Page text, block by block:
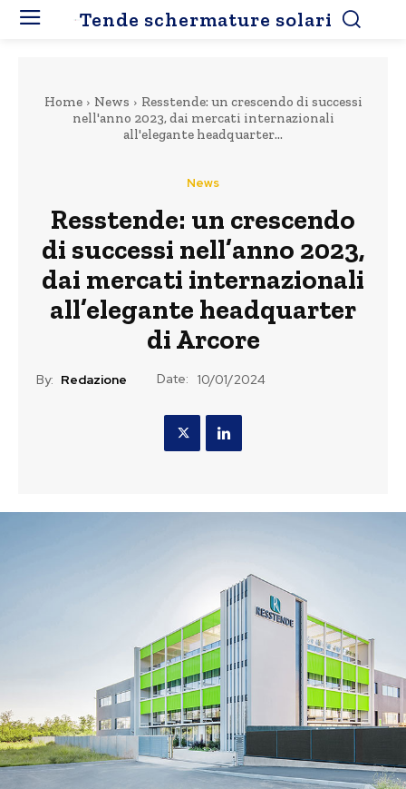
Tende schermature solari
Home News
Resstende: un crescendo di successi
nell'anno 2023, dai mercati internazionali
all'elegante headquarter...
News
Resstende: un crescendo
di successi nell’anno 2023,
dai mercati internazionali
all’elegante headquarter
di Arcore
By: Redazione Date: 10/01/2024